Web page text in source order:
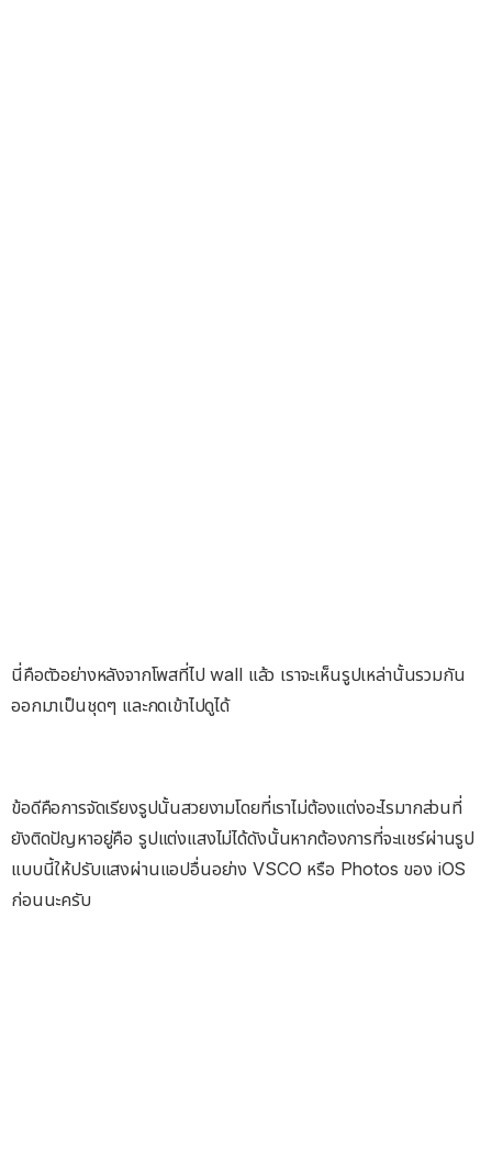
นี่คือตัวอย่างหลังจากโพสที่ไป wall แล้ว เราจะเห็นรูปเหล่านั้นรวมกัน
ออกมาเป็นชุดๆ และกดเข้าไปดูได้
ข้อดีคือการจัดเรียงรูปนั้นสวยงามโดยที่เราไม่ต้องแต่งอะไรมากส่วนที่
ยังติดปัญหาอยู่คือ รูปแต่งแสงไม่ได้ดังนั้นหากต้องการที่จะแชร์ผ่านรูป
แบบนี้ให้ปรับแสงผ่านแอปอื่นอย่าง VSCO หรือ Photos ของ iOS
ก่อนนะครับ